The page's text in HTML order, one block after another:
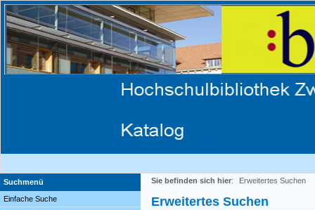
Suchmenü
Einfache Suche
Sie befinden sich hier: Erweitertes Suchen
Erweitertes Suchen